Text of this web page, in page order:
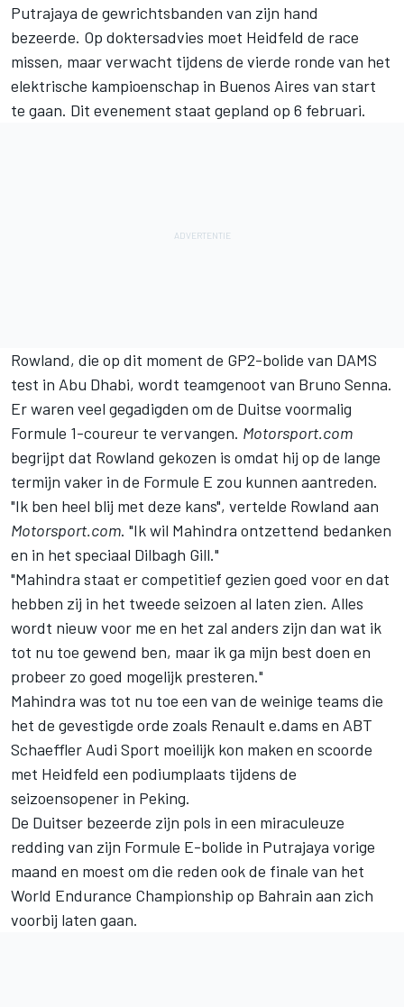
Putrajaya de gewrichtsbanden van zijn hand
bezeerde. Op doktersadvies moet Heidfeld de race
missen, maar verwacht tijdens de vierde ronde van het
elektrische kampioenschap in Buenos Aires van start
te gaan. Dit evenement staat gepland op 6 februari.
Rowland, die op dit moment de GP2-bolide van DAMS
test in Abu Dhabi, wordt teamgenoot van Bruno Senna.
Er waren veel gegadigden om de Duitse voormalig
Formule 1-coureur te vervangen. Motorsport.com
begrijpt dat Rowland gekozen is omdat hij op de lange
termijn vaker in de Formule E zou kunnen aantreden.
"Ik ben heel blij met deze kans", vertelde Rowland aan
Motorsport.com. "Ik wil Mahindra ontzettend bedanken
en in het speciaal Dilbagh Gill."
"Mahindra staat er competitief gezien goed voor en dat
hebben zij in het tweede seizoen al laten zien. Alles
wordt nieuw voor me en het zal anders zijn dan wat ik
tot nu toe gewend ben, maar ik ga mijn best doen en
probeer zo goed mogelijk presteren."
Mahindra was tot nu toe een van de weinige teams die
het de gevestigde orde zoals Renault e.dams en ABT
Schaeffler Audi Sport moeilijk kon maken en scoorde
met Heidfeld een podiumplaats tijdens de
seizoensopener in Peking.
De Duitser bezeerde zijn pols in een miraculeuze
redding van zijn Formule E-bolide in Putrajaya vorige
maand en moest om die reden ook de finale van het
World Endurance Championship op Bahrain aan zich
voorbij laten gaan.